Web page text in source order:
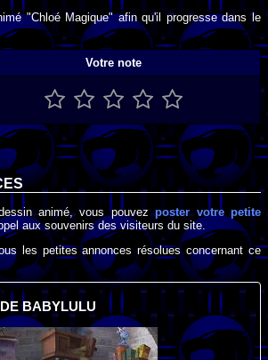
"Chloé Magique" afin qu'il progresse dans le
Votre note
animé, vous pouvezposter votre petite
aux souvenirs des visiteurs du site.
les petites annonces résolues concernant ce
BABYLULU